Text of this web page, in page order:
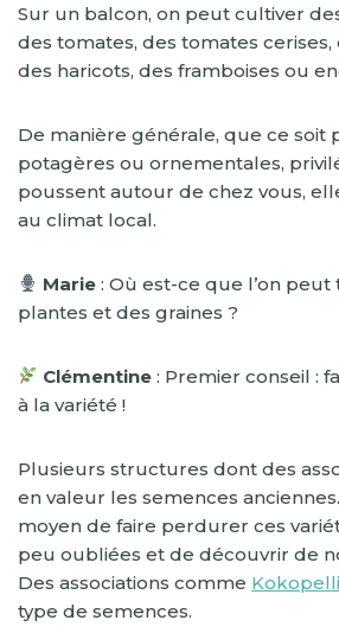
Sur un balcon, on peut cultiver
des tomates, des tomates
des haricots, des framboises ou
De manière générale, que ce soit
potagères ou ornementales,
poussent autour de chez vous,
au climat local.
Marie: Où est-ce que l’on
plantes et des graines ?
Clémentine : Premier conseil :
à la variété !
Plusieurs structures dont des
en valeur les semences
moyen de faire perdurer ces
peu oubliées et de découvrir de
Des associations comme Kokopelli
type de semences.